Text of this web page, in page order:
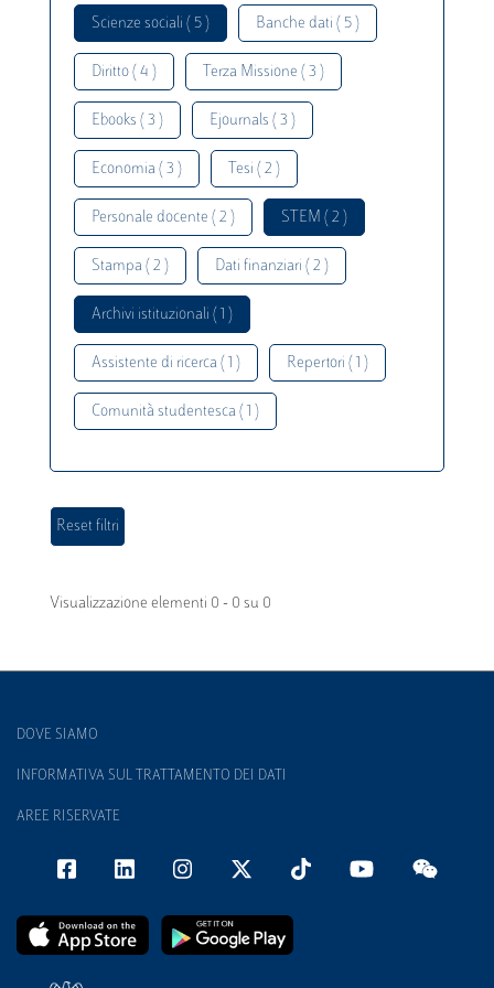
Scienze sociali ( 5 ) Banche dati ( 5 )
Diritto ( 4 ) Terza Missione ( 3 )
Ebooks ( 3 ) Ejournals ( 3 )
Economia ( 3 ) Tesi ( 2 )
Personale docente ( 2 ) STEM ( 2 )
Stampa ( 2 ) Dati finanziari ( 2 )
Archivi istituzionali ( 1 )
Assistente di ricerca ( 1 ) Repertori ( 1 )
Comunità studentesca ( 1 )
Visualizzazione elementi 0 - 0 su 0
DOVE SIAMO
INFORMATIVA SUL TRATTAMENTO DEI DATI
AREE RISERVATE